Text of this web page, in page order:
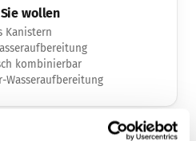
wollen
Kanistern
kombinierbar